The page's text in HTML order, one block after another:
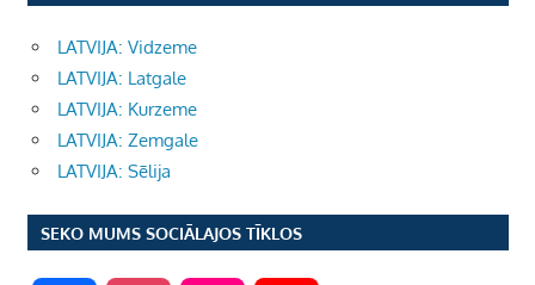
LATVIJA: Vidzeme
LATVIJA: Latgale
LATVIJA: Kurzeme
LATVIJA: Zemgale
LATVIJA: Sēlija
SEKO MUMS SOCIĀLAJOS TĪKLOS